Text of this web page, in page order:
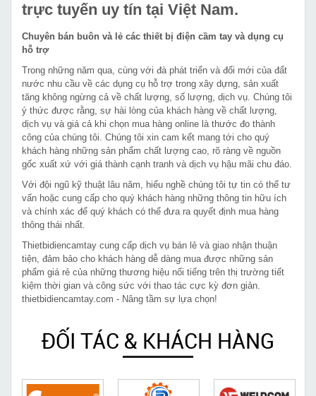
trực tuyến uy tín tại Việt Nam.
Chuyên bán buôn và lẻ các thiết bị điện cầm tay và dụng cụ
hỗ trợ
Trong những năm qua, cùng với đà phát triển và đổi mới của đất
nước nhu cầu về các dụng cụ hỗ trợ trong xây dựng, sản xuất
tăng không ngừng cả về chất lượng, số lượng, dịch vụ. Chúng tôi
ý thức được rằng, sự hài lòng của khách hàng về chất lượng,
dịch vụ và giá cả khi chọn mua hàng online là thước đo thành
công của chúng tôi. Chúng tôi xin cam kết mang tới cho quý
khách hàng những sản phẩm chất lượng cao, rõ ràng về nguồn
gốc xuất xứ với giá thành cạnh tranh và dịch vụ hậu mãi chu đáo.
Với đội ngũ kỹ thuật lâu năm, hiểu nghề chúng tôi tự tin có thể tư
vấn hoặc cung cấp cho quý khách hàng những thông tin hữu ích
và chính xác để quý khách có thể đưa ra quyết định mua hàng
thông thái nhất.
Thietbidiencamtay cung cấp dịch vụ bán lẻ và giao nhận thuận
tiện, đảm bảo cho khách hàng dễ dàng mua được những sản
phẩm giá rẻ của những thương hiệu nổi tiếng trên thị trường tiết
kiệm thời gian và công sức với thao tác cực kỳ đơn giản.
thietbidiencamtay.com - Nâng tầm sự lựa chọn!
ĐỐI TÁC & KHÁCH HÀNG